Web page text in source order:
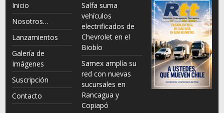
Inicio
Nosotros…
Lanzamientos
Galería de
Imágenes
Suscripción
Contacto
Salfa suma
vehículos
electrificados de
Chevrolet en el
Biobío
Samex amplía su
red con nuevas
sucursales en
Rancagua y
Copiapó